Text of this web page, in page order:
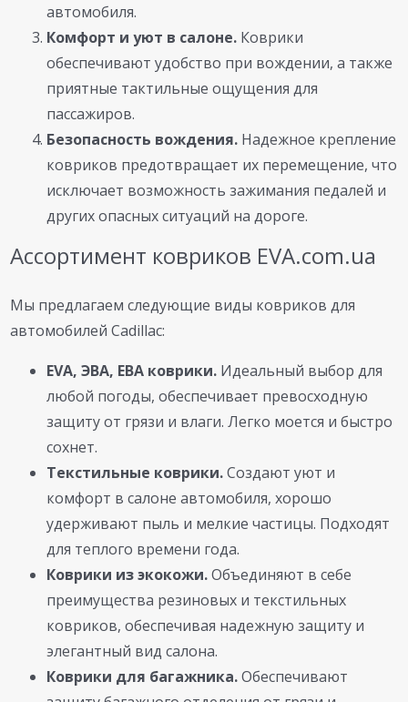
автомобиля.
Комфорт и уют в салоне. Коврики
обеспечивают удобство при вождении, а также
приятные тактильные ощущения для
пассажиров.
Безопасность вождения. Надежное крепление
ковриков предотвращает их перемещение, что
исключает возможность зажимания педалей и
других опасных ситуаций на дороге.
Ассортимент ковриков EVA.com.ua
Мы предлагаем следующие виды ковриков для
автомобилей Cadillac:
EVA, ЭВА, ЕВА коврики. Идеальный выбор для
любой погоды, обеспечивает превосходную
защиту от грязи и влаги. Легко моется и быстро
сохнет.
Текстильные коврики.Создают уют и
комфорт в салоне автомобиля, хорошо
удерживают пыль и мелкие частицы. Подходят
для теплого времени года.
Коврики из экокожи.Объединяют в себе
преимущества резиновых и текстильных
ковриков, обеспечивая надежную защиту и
элегантный вид салона.
Коврики для багажника.Обеспечивают